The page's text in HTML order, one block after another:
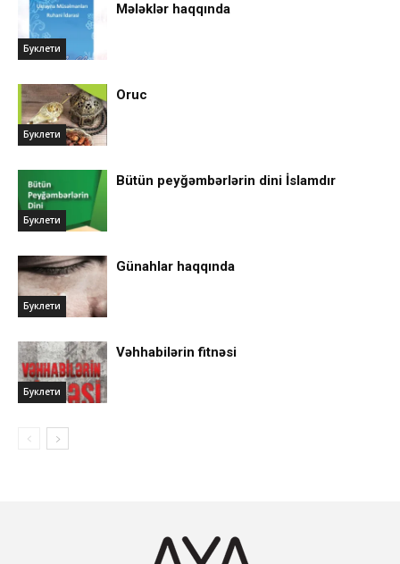
Буклети
Mələklər haqqında
Буклети
Oruc
Буклети
Bütün peyğəmbərlərin dini İslamdır
Буклети
Günahlar haqqında
Буклети
Vəhhabilərin fitnəsi